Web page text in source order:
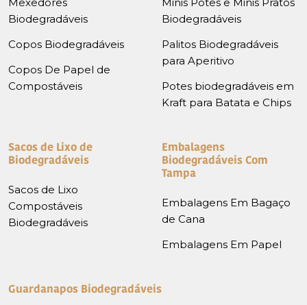
Biodegradáveis
Copos Biodegradáveis
Copos De Papel de
Compostáveis
Biodegradáveis
Palitos Biodegradáveis
para Aperitivo
Potes biodegradáveis em
Kraft para Batata e Chips
Sacos de Lixo de
Biodegradáveis
Sacos de Lixo
Compostáveis
Biodegradáveis
Embalagens
Biodegradáveis Com
Tampa
Embalagens Em Bagaço
de Cana
Embalagens Em Papel
Guardanapos Biodegradáveis